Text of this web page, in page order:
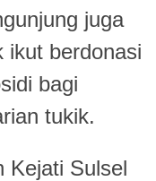
juga
ikut berdonasi
bagi
tukik.
Kejati Sulsel